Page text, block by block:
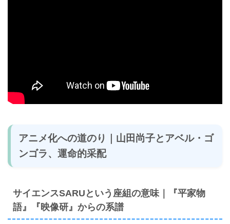
アニメ化への道のり｜山田尚子とアベル・ゴ
ンゴラ、運命的采配
サイエンスSARUという座組の意味｜『平家物
語』『映像研』からの系譜